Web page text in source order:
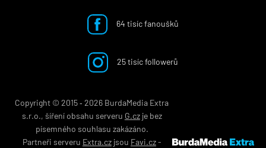
64 tisíc fanoušků
25 tisíc followerů
Copyright © 2015 ‐ 2026 BurdaMedia Extra
s.r.o., šíření obsahu serveru G.czje bez
písemného souhlasu zakázáno.
Partneři serveru Extra.czjsou Favi.cz-